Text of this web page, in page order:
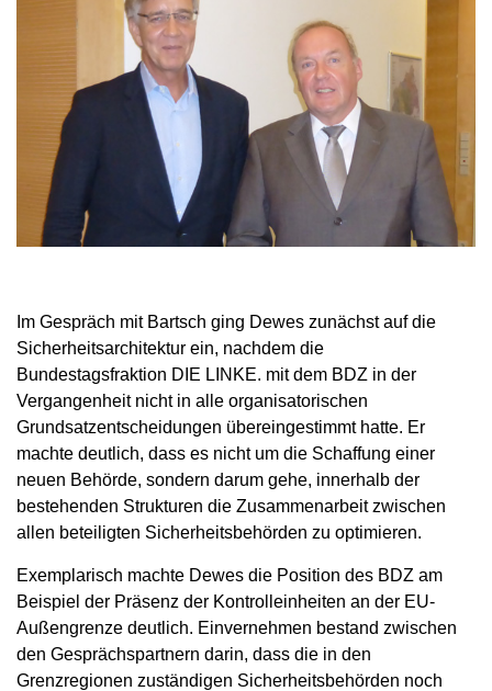
Im Gespräch mit Bartsch ging Dewes zunächst auf die
Sicherheitsarchitektur ein, nachdem die
Bundestagsfraktion DIE LINKE. mit dem BDZ in der
Vergangenheit nicht in alle organisatorischen
Grundsatzentscheidungen übereingestimmt hatte. Er
machte deutlich, dass es nicht um die Schaffung einer
neuen Behörde, sondern darum gehe, innerhalb der
bestehenden Strukturen die Zusammenarbeit zwischen
allen beteiligten Sicherheitsbehörden zu optimieren.
Exemplarisch machte Dewes die Position des BDZ am
Beispiel der Präsenz der Kontrolleinheiten an der EU-
Außengrenze deutlich. Einvernehmen bestand zwischen
den Gesprächspartnern darin, dass die in den
Grenzregionen zuständigen Sicherheitsbehörden noch